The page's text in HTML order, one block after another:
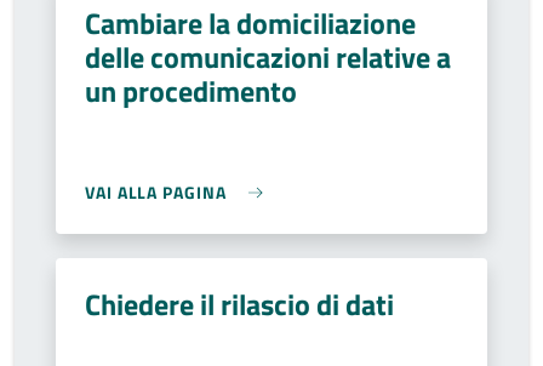
Cambiare la domiciliazione
delle comunicazioni relative a
un procedimento
VAI ALLA PAGINA
Chiedere il rilascio di dati